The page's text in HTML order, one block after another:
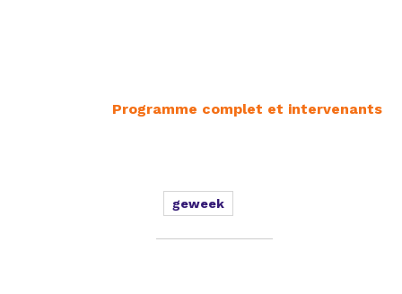
Programme complet et intervenants
geweek